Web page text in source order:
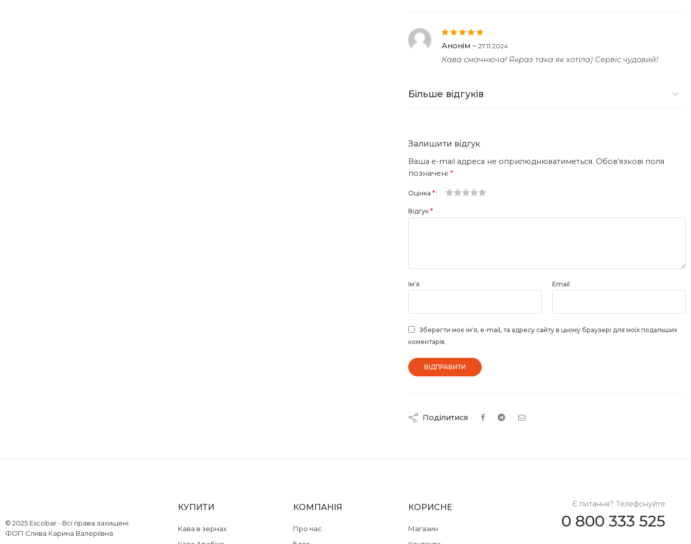
Поділитися
Оцінено в
5
Анонім – 27.11.2024
Кава смачнюча! Якраз така як хотіла) Сервіс чудовий!
Більше відгуків
Залишити відгук
Ваша e-mail адреса не оприлюднюватиметься. Обов’язкові поля
позначені *
Оцінка *
Відгук *
Ім'я Email
Зберегти моє ім'я, e-mail, та адресу сайту в цьому браузері для моїх подальших
коментарів.
© 2025 Escobar - Всі права захищені
ФОП Слива Карина Валеріївна
КУПИТИ
Кава в зернах
КОМПАНІЯ
Про нас
КОРИСНЕ
Магазин
Є питання? Телефонуйте
0 800 333 525